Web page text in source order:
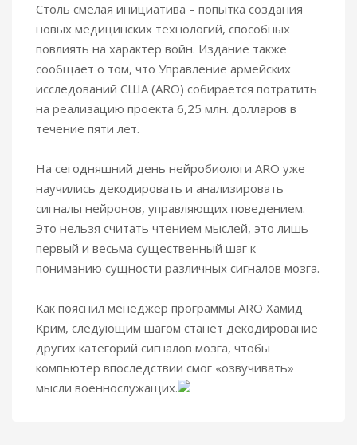
Столь смелая инициатива – попытка создания
новых медицинских технологий, способных
повлиять на характер войн. Издание также
сообщает о том, что Управление армейских
исследований США (ARO) собирается потратить
на реализацию проекта 6,25 млн. долларов в
течение пяти лет.
На сегодняшний день нейробиологи ARO уже
научились декодировать и анализировать
сигналы нейронов, управляющих поведением.
Это нельзя считать чтением мыслей, это лишь
первый и весьма существенный шаг к
пониманию сущности различных сигналов мозга.
Как пояснил менеджер программы ARO Хамид
Крим, следующим шагом станет декодирование
других категорий сигналов мозга, чтобы
компьютер впоследствии смог «озвучивать»
мысли военнослужащих.